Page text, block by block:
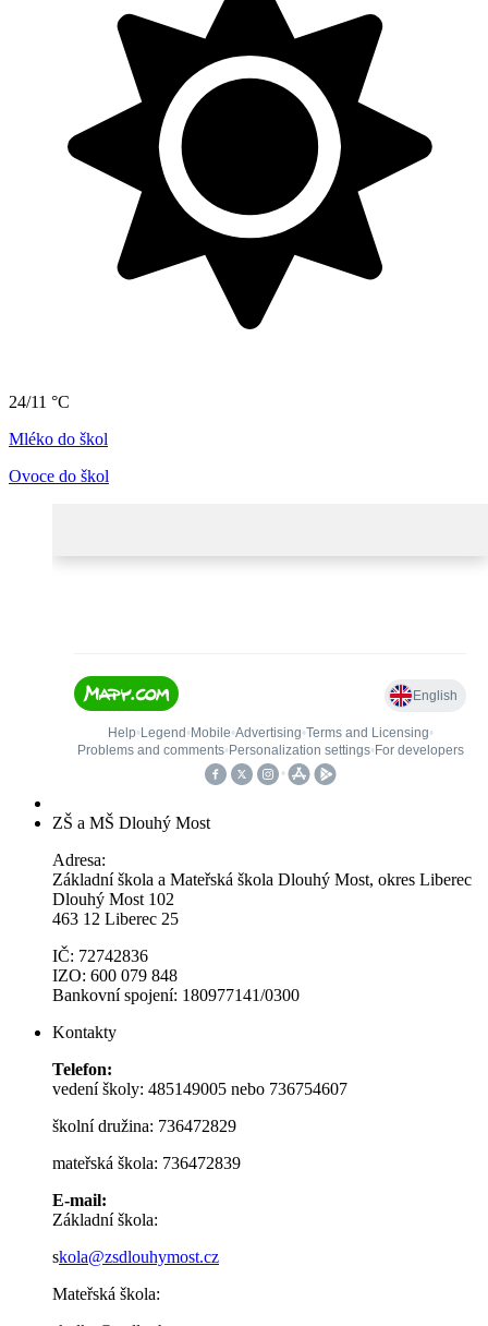
24/11 °C
Mléko do škol
Ovoce do škol
ZŠ a MŠ Dlouhý Most
Adresa:
Základní škola a Mateřská škola Dlouhý Most, okres Liberec
Dlouhý Most 102
463 12 Liberec 25
IČ: 72742836
IZO: 600 079 848
Bankovní spojení: 180977141/0300
Kontakty
Telefon:
vedení školy: 485149005 nebo 736754607
školní družina: 736472829
mateřská škola: 736472839
E-mail:
Základní škola:
skola@zsdlouhymost.cz
Mateřská škola: